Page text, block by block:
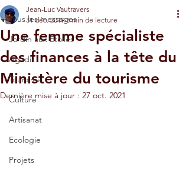
Tous les messages
Jardin aux Etoiles
Agadir
Tourisme
Culture
Artisanat
Ecologie
Projets
Une femme spécialiste
des finances à la tête du
Ministère du tourisme
Jean-Luc Vautravers
31 déc. 2019 3 min de lecture
Dernière mise à jour : 27 oct. 2021